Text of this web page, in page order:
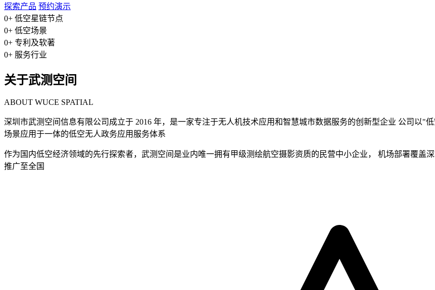
探索产品 预约演示
0+ 低空星链节点
0+ 低空场景
0+ 专利及软著
0+ 服务行业
关于武测空间
ABOUT WUCE SPATIAL
深圳市武测空间信息有限公司成立于 2016 年，是一家专注于无人机技术应用和智慧城市数据服务的创新型企业 公司以"
场景应用于一体的低空无人政务应用服务体系
作为国内低空经济领域的先行探索者，武测空间是业内唯一拥有甲级测绘航空摄影资质的民营中小企业， 机场部署覆盖
推广至全国